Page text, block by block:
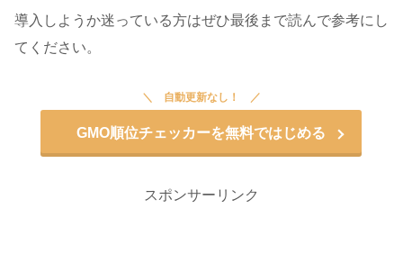
導入しようか迷っている方はぜひ最後まで読んで参考にし
てください。
自動更新なし！
GMO順位チェッカーを無料ではじめる
スポンサーリンク